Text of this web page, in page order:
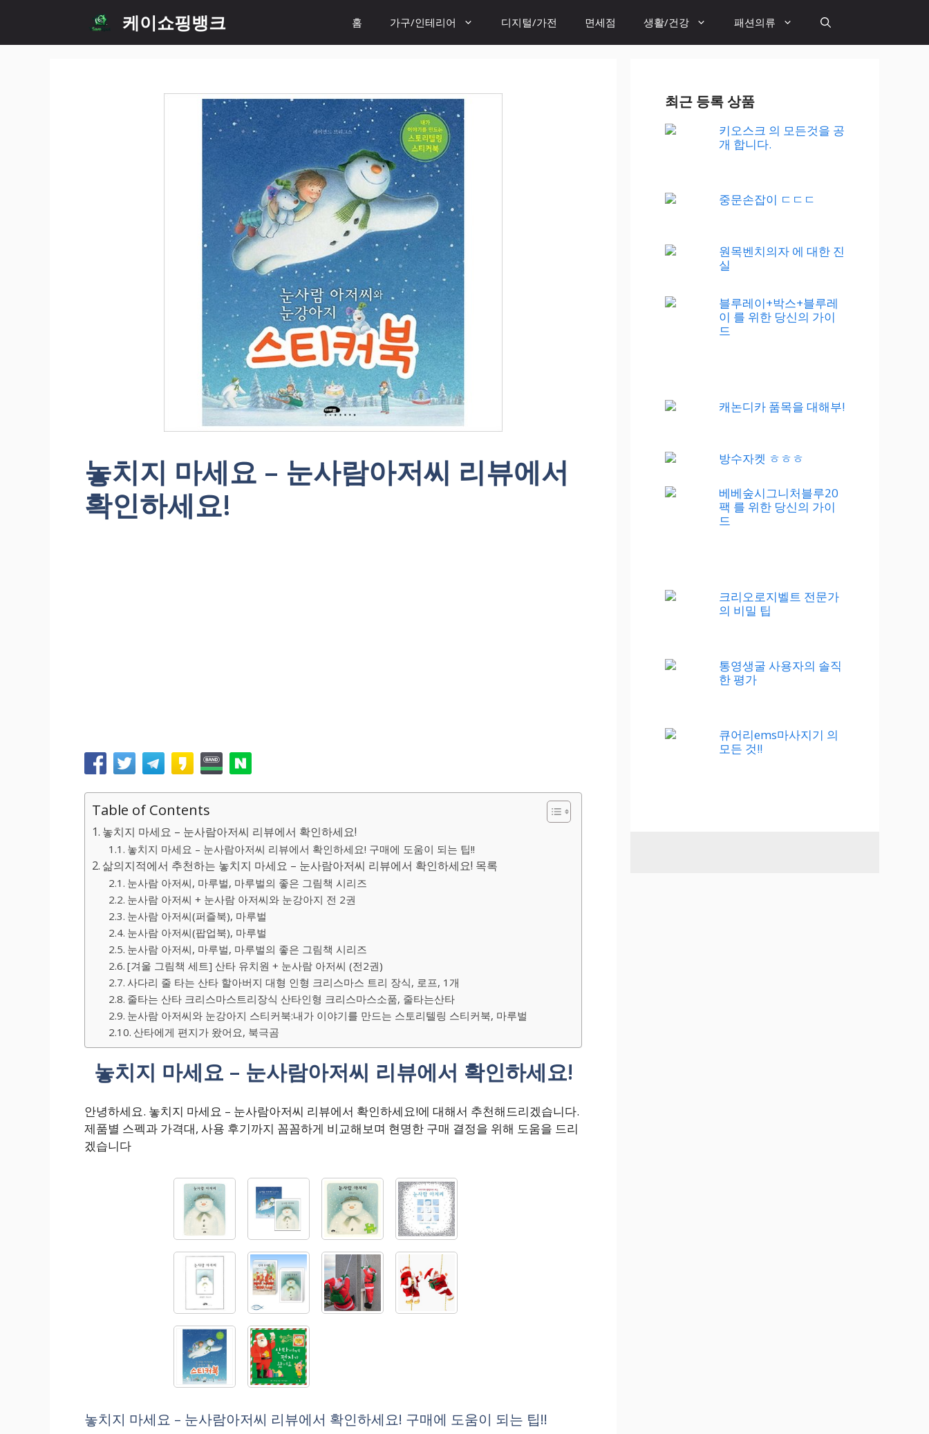
content
케이쇼핑뱅크 홈 가구/인테리어 디지털/가전 면세점 생활/건강 패션의류
놓치지 마세요 – 눈사람아저씨 리뷰에서
확인하세요!
Table of Contents
놓치지 마세요 – 눈사람아저씨 리뷰에서 확인하세요!
놓치지 마세요 – 눈사람아저씨 리뷰에서 확인하세요! 구매에 도움이 되는 팁!!
삶의지적에서 추천하는 놓치지 마세요 – 눈사람아저씨 리뷰에서 확인하세요! 목록
눈사람 아저씨, 마루벌, 마루벌의 좋은 그림책 시리즈
눈사람 아저씨 + 눈사람 아저씨와 눈강아지 전 2권
눈사람 아저씨(퍼즐북), 마루벌
눈사람 아저씨(팝업북), 마루벌
눈사람 아저씨, 마루벌, 마루벌의 좋은 그림책 시리즈
[겨울 그림책 세트] 산타 유치원 + 눈사람 아저씨 (전2권)
사다리 줄 타는 산타 할아버지 대형 인형 크리스마스 트리 장식, 로프, 1개
줄타는 산타 크리스마스트리장식 산타인형 크리스마스소품, 줄타는산타
눈사람 아저씨와 눈강아지 스티커북:내가 이야기를 만드는 스토리텔링 스티커북, 마루벌
산타에게 편지가 왔어요, 북극곰
놓치지 마세요 – 눈사람아저씨 리뷰에서 확인하세요!
안녕하세요. 놓치지 마세요 – 눈사람아저씨 리뷰에서 확인하세요!에 대해서 추천해드리겠습니다.
제품별 스펙과 가격대, 사용 후기까지 꼼꼼하게 비교해보며 현명한 구매 결정을 위해 도움을 드리
겠습니다
놓치지 마세요 – 눈사람아저씨 리뷰에서 확인하세요! 구매에 도움이 되는 팁!!
최근 등록 상품
키오스크 의 모든것을 공
개 합니다.
중문손잡이 ㄷㄷㄷ
원목벤치의자 에 대한 진
실
블루레이+박스+블루레
이 를 위한 당신의 가이
드
캐논디카 품목을 대해부!
방수자켓 ㅎㅎㅎ
베베숲시그니처블루20
팩 를 위한 당신의 가이
드
크리오로지벨트 전문가
의 비밀 팁
통영생굴 사용자의 솔직
한 평가
큐어리ems마사지기 의
모든 것!!